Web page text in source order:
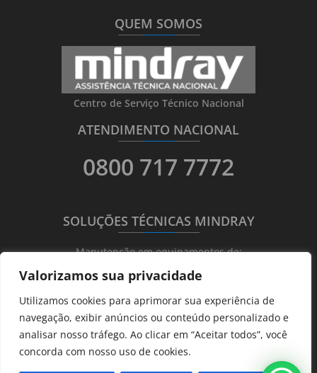
Valorizamos sua privacidade
Utilizamos cookies para aprimorar sua experiência de
navegação, exibir anúncios ou conteúdo personalizado e
analisar nosso tráfego. Ao clicar em “Aceitar todos”, você
concorda com nosso uso de cookies.
QUEM SOMOS
_______________________
Centro de Serviço Técnico Nacional
ATENDIMENTO NACIONAL
_______________________
0800 717 7772
SOLUÇÕES TÉCNICAS MINDRAY
_______________________
Manutenção em equipamentos de:
Ultrassonografia
Ecocardiografia
Transdutores
Hematológicos